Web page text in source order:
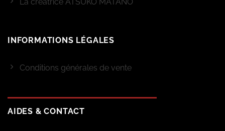
INFORMATIONS LÉGALES
Conditions générales de vente
AIDES & CONTACT